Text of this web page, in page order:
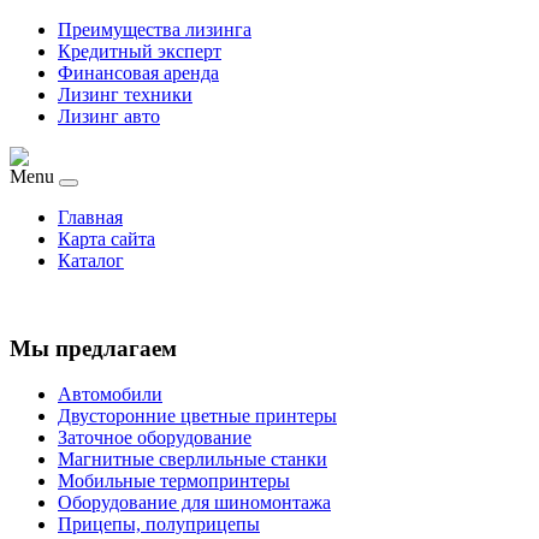
Преимущества лизинга
Кредитный эксперт
Финансовая аренда
Лизинг техники
Лизинг авто
Menu
Главная
Карта сайта
Каталог
Мы предлагаем
Автомобили
Двусторонние цветные принтеры
Заточное оборудование
Магнитные сверлильные станки
Мобильные термопринтеры
Оборудование для шиномонтажа
Прицепы, полуприцепы